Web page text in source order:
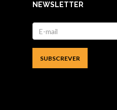
NEWSLETTER